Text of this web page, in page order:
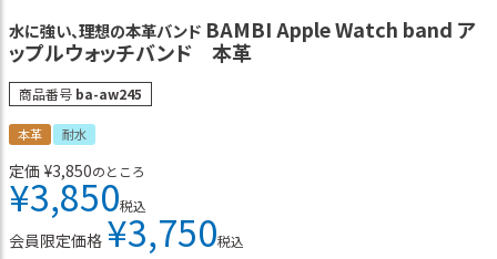
水に強い、理想の本革バンド BAMBI Apple Watch band ア
ップルウォッチバンド 本革
商品番号 ba-aw245
本革 耐水
定価 ¥3,850のところ
¥3,850税込
会員限定価格 ¥3,750税込